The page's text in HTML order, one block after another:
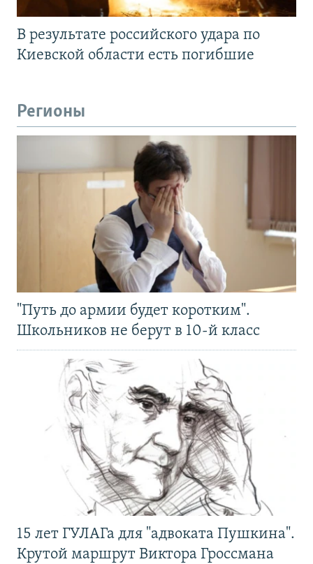
В результате российского удара по
Киевской области есть погибшие
Регионы
"Путь до армии будет коротким".
Школьников не берут в 10-й класс
15 лет ГУЛАГа для "адвоката Пушкина".
Крутой маршрут Виктора Гроссмана